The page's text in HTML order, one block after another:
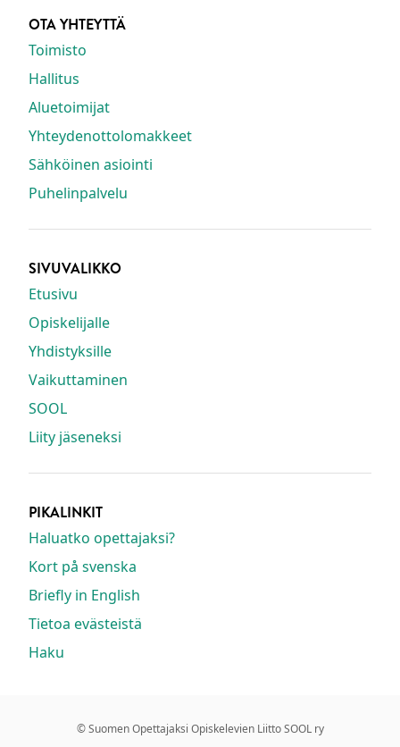
OTA YHTEYTTÄ
Toimisto
Hallitus
Aluetoimijat
Yhteydenottolomakkeet
Sähköinen asiointi
Puhelinpalvelu
SIVUVALIKKO
Etusivu
Opiskelijalle
Yhdistyksille
Vaikuttaminen
SOOL
Liity jäseneksi
PIKALINKIT
Haluatko opettajaksi?
Kort på svenska
Briefly in English
Tietoa evästeistä
Haku
© Suomen Opettajaksi Opiskelevien Liitto SOOL ry